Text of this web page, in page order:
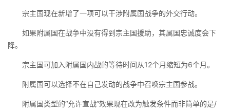
宗主国现在新增了一项可以干涉附属国战争的外交行动。
如果附属国在战争中没有得到宗主国援助，其属国忠诚度会下
降。
宗主国可加入附属国内战的等待时间从12个月缩短为6个月。
附属国可以选择不在自己发动的战争中召唤宗主国参战。
附属国类型的“允许宣战”效果现在改为触发条件而非简单的是/